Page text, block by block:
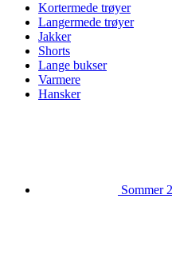
Kortermede trøyer
Langermede trøyer
Jakker
Shorts
Lange bukser
Varmere
Hansker